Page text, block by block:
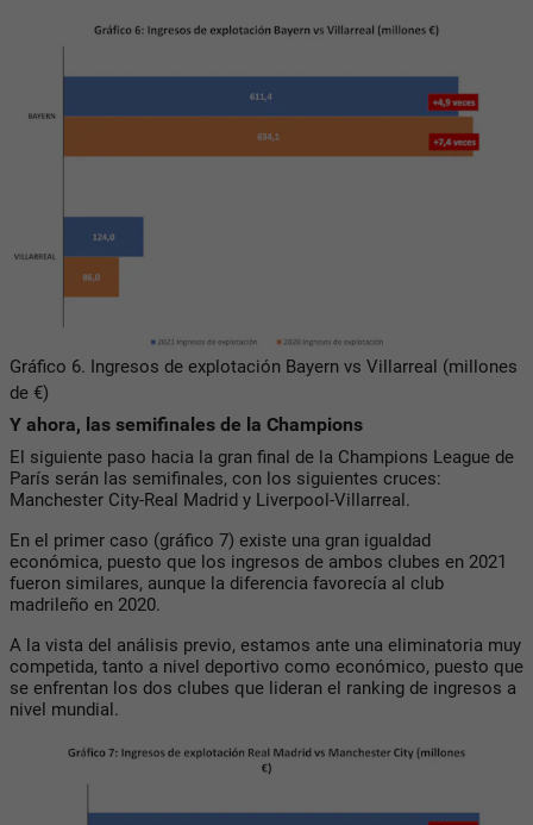
Gráfico 6. Ingresos de explotación Bayern vs Villarreal (millones
de €)
Y ahora, las semifinales de la Champions
El siguiente paso hacia la gran final de la Champions League de
París serán las semifinales, con los siguientes cruces:
Manchester City-Real Madrid y Liverpool-Villarreal.
En el primer caso (gráfico 7) existe una gran igualdad
económica, puesto que los ingresos de ambos clubes en 2021
fueron similares, aunque la diferencia favorecía al club
madrileño en 2020.
A la vista del análisis previo, estamos ante una eliminatoria muy
competida, tanto a nivel deportivo como económico, puesto que
se enfrentan los dos clubes que lideran el ranking de ingresos a
nivel mundial.